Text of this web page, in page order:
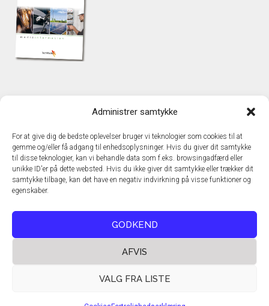
Administrer samtykke
For at give dig de bedste oplevelser bruger vi teknologier som cookies til at
gemme og/eller få adgang til enhedsoplysninger. Hvis du giver dit samtykke
til disse teknologier, kan vi behandle data som f.eks. browsingadfærd eller
unikke ID'er på dette websted. Hvis du ikke giver dit samtykke eller trækker dit
samtykke tilbage, kan det have en negativ indvirkning på visse funktioner og
egenskaber.
GODKEND
AFVIS
VALG FRA LISTE
TechMedia A/S
DK – 2600 Glostrup
www.techmedia.dk
Telefon: +45 43 24 26 28
E-mail:info@techmedia.dk